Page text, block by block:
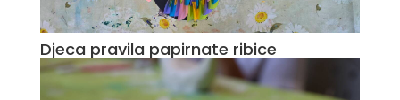
Djeca pravila papirnate ribice